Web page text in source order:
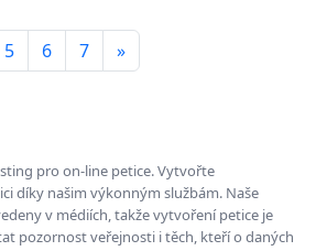
5 6 7 »
pro on-line petice. Vytvořte
díky našim výkonným službám. Naše
v médiích, takže vytvoření petice je
pozornost veřejnosti i těch, kteří o daných